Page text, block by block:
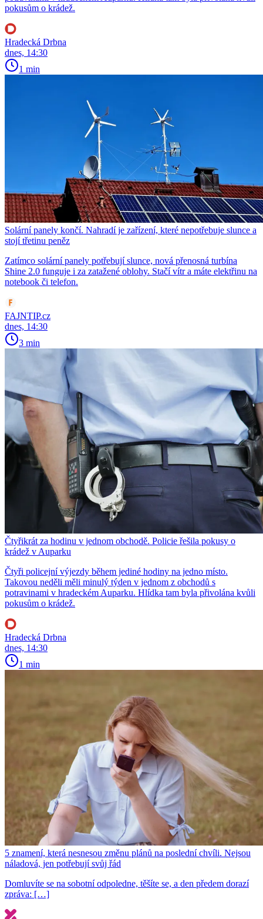
pokusům o krádež.
Hradecká Drbna
dnes, 14:30
1 min
Solární panely končí. Nahradí je zařízení, které nepotřebuje slunce a
stojí třetinu peněz
Zatímco solární panely potřebují slunce, nová přenosná turbína
Shine 2.0 funguje i za zatažené oblohy. Stačí vítr a máte elektřinu na
notebook či telefon.
FAJNTIP.cz
dnes, 14:30
3 min
Čtyřikrát za hodinu v jednom obchodě. Policie řešila pokusy o
krádež v Auparku
Čtyři policejní výjezdy během jediné hodiny na jedno místo.
Takovou neděli měli minulý týden v jednom z obchodů s
potravinami v hradeckém Auparku. Hlídka tam byla přivolána kvůli
pokusům o krádež.
Hradecká Drbna
dnes, 14:30
1 min
5 znamení, která nesnesou změnu plánů na poslední chvíli. Nejsou
náladová, jen potřebují svůj řád
Domluvíte se na sobotní odpoledne, těšíte se, a den předem dorazí
zpráva: […]